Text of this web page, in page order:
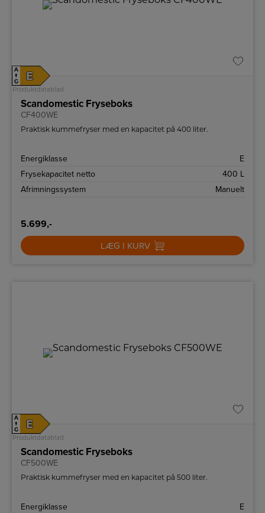
A
↑
G
E
Produktdatablad
Scandomestic Fryseboks
CF400WE
Praktisk kummefryser med en kapacitet på 400 liter.
Energiklasse
E
Frysekapacitet netto
400 L
Afrimningssystem
Manuelt
5.699,-
LÆG I KURV
A
↑
G
E
Produktdatablad
Scandomestic Fryseboks
CF500WE
Praktisk kummefryser med en kapacitet på 500 liter.
Energiklasse
E